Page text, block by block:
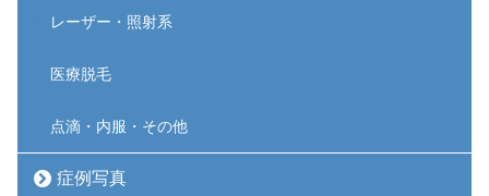
レーザー・照射系
医療脱毛
点滴・内服・その他
症例写真